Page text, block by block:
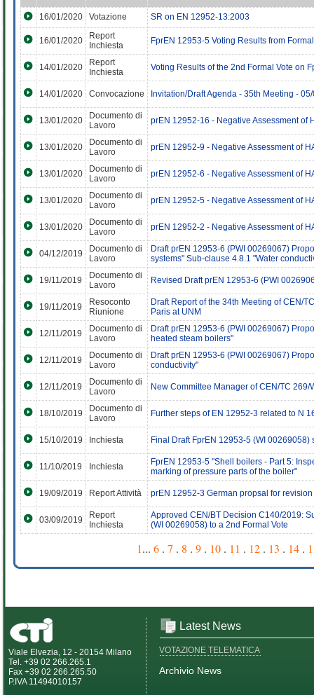
16/01/2020 Votazione SR on EN 12952-13:2003
16/01/2020
Report
Inchiesta
FprEN 12953-5 Voting Results from
14/01/2020
Report
Inchiesta
Voting Results of the 2nd Formal Vote on
14/01/2020 Convocazione Invitation/Draft Agenda - 35th Meeting -
13/01/2020
Documento di
Lavoro
prEN 12952-16 - Negative Assessment of
13/01/2020
Documento di
Lavoro
prEN 12952-9 - Negative Assessment of
13/01/2020
Documento di
Lavoro
prEN 12952-6 - Negative Assessment of
13/01/2020
Documento di
Lavoro
prEN 12952-5 - Negative Assessment of
13/01/2020
Documento di
Lavoro
prEN 12952-2 - Negative Assessment of
04/12/2019
Documento di
Lavoro
Draft prEN 12953-6 (PWI 00269067)
systems" Sub-clause 4.8.1 "Water
19/11/2019
Documento di
Lavoro
Revised Draft prEN 12953-6 (PWI
19/11/2019
Resoconto
Riunione
Draft Report of the 34th Meeting of CEN/
Paris at UNM
12/11/2019
Documento di
Lavoro
Draft prEN 12953-6 (PWI 00269067)
heated steam boilers"
12/11/2019
Documento di
Lavoro
Draft prEN 12953-6 (PWI 00269067)
conductivity"
12/11/2019
Documento di
Lavoro
New Committee Manager of CEN/TC 269/
18/10/2019
Documento di
Lavoro
Further steps of EN 12952-3 related to N
15/10/2019 Inchiesta Final Draft FprEN 12953-5 (WI 00269058)
11/10/2019 Inchiesta
FprEN 12953-5 "Shell boilers - Part 5:
marking of pressure parts of the boiler"
19/09/2019 Report Attività prEN 12952-3 German propsal for
03/09/2019
Report
Inchiesta
Approved CEN/BT Decision C140/2019:
(WI 00269058) to a 2nd Formal Vote
1... 6 . 7 . 8 . 9 . 10 . 11 . 12 . 13 . 14 .
Viale Elvezia, 12 - 20154 Milano
Tel. +39 02 266.265.1
Fax +39 02 266.265.50
P.IVA 11494010157
Latest News
VOTAZIONE TELEMATICA
Archivio News